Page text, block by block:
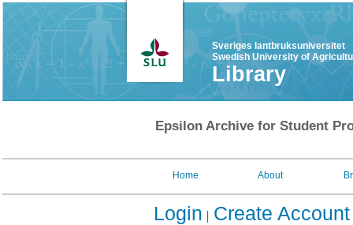
Sveriges lantbruksuniversitet
Swedish University of
Library
Epsilon Archive for Student
Home About
Login Create Account